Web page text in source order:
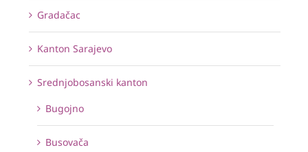
Gradačac
Kanton Sarajevo
Srednjobosanski kanton
Bugojno
Busovača